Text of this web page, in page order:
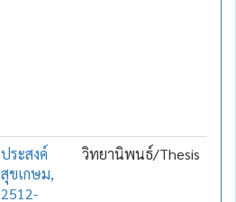
ประสงค์
สุขเกษม,
2512-
วิทยานิพนธ์/Thesis